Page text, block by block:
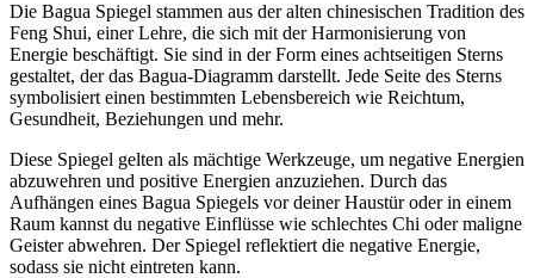
Die Bagua Spiegel stammen aus⁤ der alten chinesischen‌ Tradition des
Feng Shui,⁢ einer Lehre, die sich mit der Harmonisierung von
Energie beschäftigt. ⁤Sie sind⁤ in der ⁢Form eines ⁤achtseitigen Sterns
gestaltet, der das Bagua-Diagramm‍ darstellt. Jede⁢ Seite des Sterns
symbolisiert einen ⁢bestimmten Lebensbereich wie Reichtum,
Gesundheit,⁤ Beziehungen und mehr.
Diese ⁢Spiegel gelten als mächtige Werkzeuge, um negative Energien
abzuwehren und ‍positive Energien anzuziehen. Durch das
Aufhängen eines Bagua ​Spiegels vor deiner‌ Haustür oder in einem ​
Raum kannst⁢ du​ negative Einflüsse⁢ wie ​schlechtes Chi oder maligne⁤
Geister abwehren. Der Spiegel reflektiert ‌die negative Energie,
sodass sie nicht eintreten kann.